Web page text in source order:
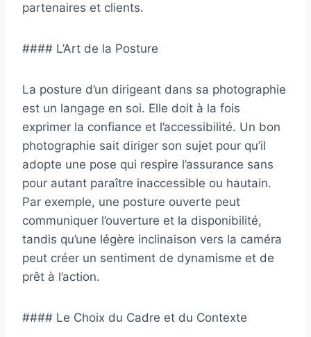
partenaires et clients.
#### L’Art de la Posture
La posture d’un dirigeant dans sa photographie
est un langage en soi. Elle doit à la fois
exprimer la confiance et l’accessibilité. Un bon
photographie sait diriger son sujet pour qu’il
adopte une pose qui respire l’assurance sans
pour autant paraître inaccessible ou hautain.
Par exemple, une posture ouverte peut
communiquer l’ouverture et la disponibilité,
tandis qu’une légère inclinaison vers la caméra
peut créer un sentiment de dynamisme et de
prêt à l’action.
#### Le Choix du Cadre et du Contexte